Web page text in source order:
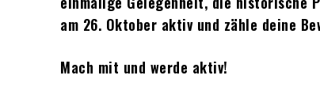
am 26. Oktober aktiv und zähle deine
Mach mit und werde aktiv!